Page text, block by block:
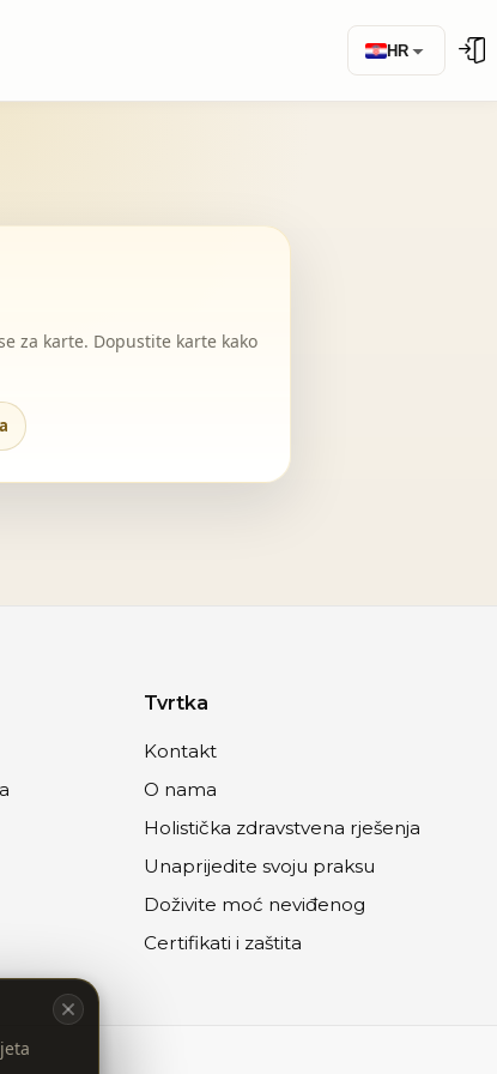
HR
za karte. Dopustite karte kako
Tvrtka
Kontakt
O nama
Holistička zdravstvena rješenja
Unaprijedite svoju praksu
Doživite moć neviđenog
Certifikati i zaštita